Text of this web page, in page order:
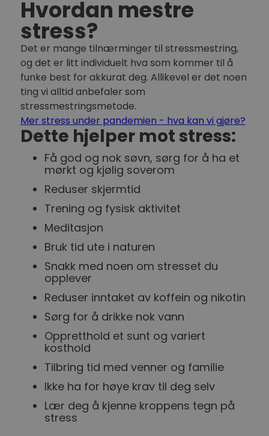
Hvordan mestre
stress?
Det er mange tilnærminger til stressmestring,
og det er litt individuelt hva som kommer til å
funke best for akkurat deg. Allikevel er det noen
ting vi alltid anbefaler som
stressmestringsmetode.
Mer stress under pandemien - hva kan vi gjøre?
Dette hjelper mot stress:
Få god og nok søvn, sørg for å ha et
mørkt og kjølig soverom
Reduser skjermtid
Trening og fysisk aktivitet
Meditasjon
Bruk tid ute i naturen
Snakk med noen om stresset du
opplever
Reduser inntaket av koffein og nikotin
Sørg for å drikke nok vann
Oppretthold et sunt og variert
kosthold
Tilbring tid med venner og familie
Ikke ha for høye krav til deg selv
Lær deg å kjenne kroppens tegn på
stress